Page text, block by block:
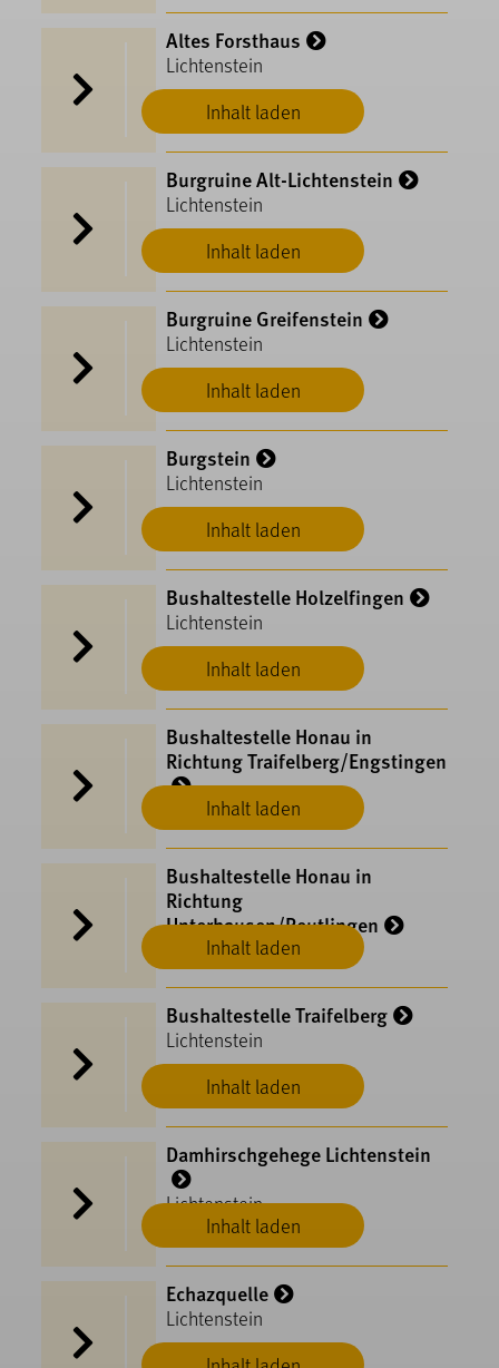
Inhalt laden
Altes Forsthaus
Lichtenstein
Inhalt laden
Burgruine Alt-Lichtenstein
Lichtenstein
Inhalt laden
Burgruine Greifenstein
Lichtenstein
Inhalt laden
Burgstein
Lichtenstein
Inhalt laden
Bushaltestelle Holzelfingen
Lichtenstein
Inhalt laden
Bushaltestelle Honau in
Richtung Traifelberg/Engstingen
Lichtenstein
Inhalt laden
Bushaltestelle Honau in
Richtung
Unterhausen/Reutlingen
Lichtenstein
Inhalt laden
Bushaltestelle Traifelberg
Lichtenstein
Inhalt laden
Damhirschgehege Lichtenstein
Lichtenstein
Echazquelle
Lichtenstein